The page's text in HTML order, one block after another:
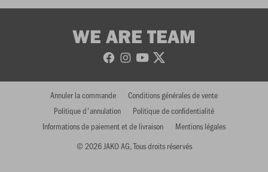
WE ARE TEAM
© 2026 JAKO AG, Tous droits réservés
Annuler la commande
Conditions générales de vente
Politique d'annulation
Politique de confidentialité
Informations de paiement et de livraison
Mentions légales